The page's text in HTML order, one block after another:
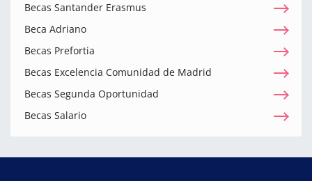
Becas Santander Erasmus
Beca Adriano
Becas Prefortia
Becas Excelencia Comunidad de Madrid
Becas Segunda Oportunidad
Becas Salario